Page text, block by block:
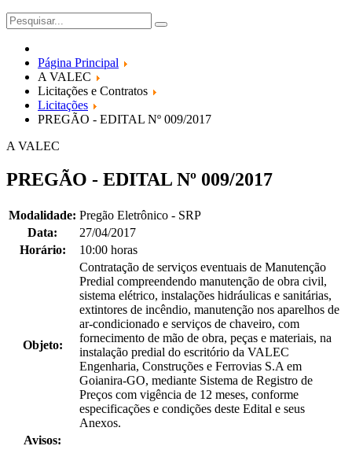
Página Principal
A VALEC
Licitações e Contratos
Licitações
PREGÃO - EDITAL Nº 009/2017
A VALEC
PREGÃO - EDITAL Nº 009/2017
Modalidade: Pregão Eletrônico - SRP
Data:
27/04/2017
Horário:
10:00 horas
Objeto:
Contratação de serviços eventuais de Manutenção
Predial compreendendo manutenção de obra civil,
sistema elétrico, instalações hidráulicas e sanitárias,
extintores de incêndio, manutenção nos aparelhos de
ar-condicionado e serviços de chaveiro, com
fornecimento de mão de obra, peças e materiais, na
instalação predial do escritório da VALEC
Engenharia, Construções e Ferrovias S.A em
Goianira-GO, mediante Sistema de Registro de
Preços com vigência de 12 meses, conforme
especificações e condições deste Edital e seus
Anexos.
Avisos: